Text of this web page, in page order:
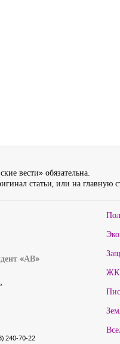
вести» обязательна.
статьи, или на главную
«АВ»
240-70-22